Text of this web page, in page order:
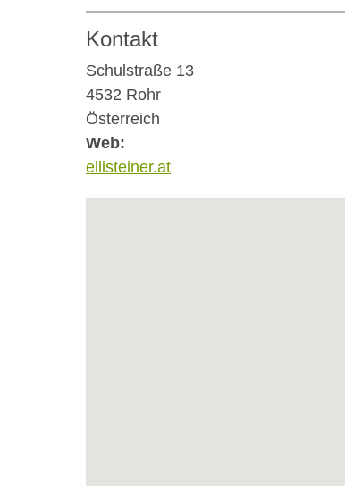
Kontakt
Schulstraße 13
4532 Rohr
Österreich
Web:
ellisteiner.at